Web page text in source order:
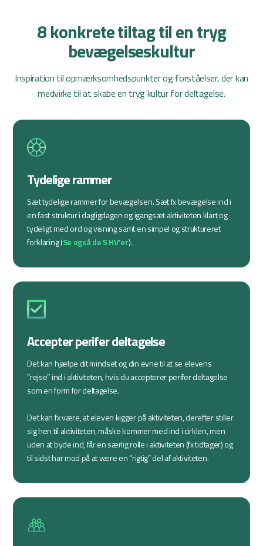
8 konkrete tiltag til en tryg
bevægelseskultur
Inspiration til opmærksomhedspunkter og forståelser, der kan
medvirke til at skabe en tryg kultur for deltagelse.
Tydelige rammer
Sæt tydelige rammer for bevægelsen. Sæt fx bevægelse ind i
en fast struktur i dagligdagen og igangsæt aktiviteten klart og
tydeligt med ord og visning samt en simpel og struktureret
forklaring (Se også de 5 HV’er).
Accepter perifer deltagelse
Det kan hjælpe dit mindset og din evne til at se elevens
”rejse” ind i aktiviteten, hvis du accepterer perifer deltagelse
som en form for deltagelse.
Det kan fx være, at eleven kigger på aktiviteten, derefter stiller
sig hen til aktiviteten, måske kommer med ind i cirklen, men
uden at byde ind, får en særlig rolle i aktiviteten (fx tidtager) og
til sidst har mod på at være en “rigtig” del af aktiviteten.